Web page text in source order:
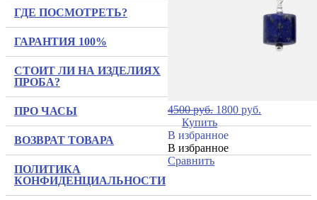
4500руб. 1800руб.
Купить
В избранное
В избранное
Сравнить
ГДЕ ПОСМОТРЕТЬ?
ГАРАНТИЯ 100%
СТОИТ ЛИ НА ИЗДЕЛИЯХ
ПРОБА?
ПРО ЧАСЫ
ВОЗВРАТ ТОВАРА
ПОЛИТИКА
КОНФИДЕНЦИАЛЬНОСТИ